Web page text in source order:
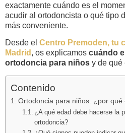
exactamente cuándo es el
acudir al ortodoncista o qué tipo
más conveniente.
Desde el Centro Premoden, tu
Madrid , os explicamos cuándo
ortodoncia para niños y de qué
Contenido
Ortodoncia para niños: ¿por qué
¿A qué edad debe hacerse la
ortodoncia?